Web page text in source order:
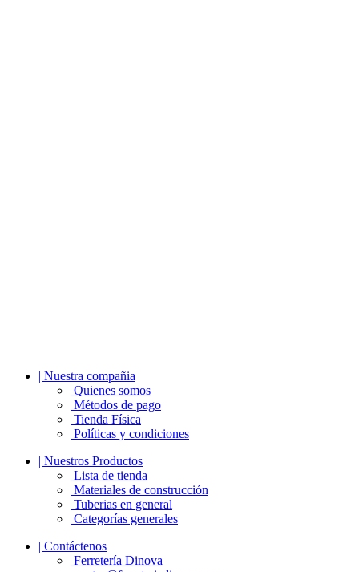
| Nuestra compañia
Quienes somos
Métodos de pago
Tienda Física
Políticas y condiciones
| Nuestros Productos
Lista de tienda
Materiales de construcción
Tuberias en general
Categorías generales
| Contáctenos
Ferretería Dinova